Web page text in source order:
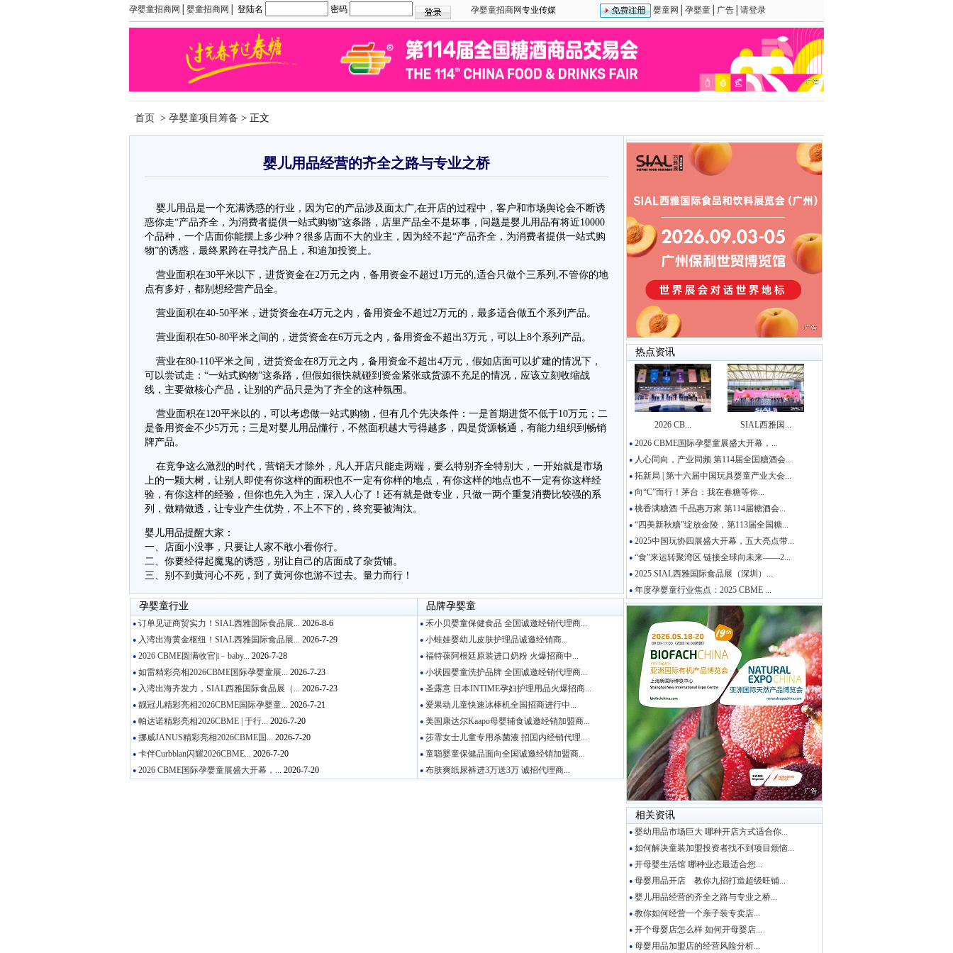
孕婴童招商网 婴童招商网 │ 登陆名 密码 孕婴童招商网专业传媒 婴童网 孕婴童 广告 请登录
首页 > 孕婴童项目筹备 > 正文
婴儿用品经营的齐全之路与专业之桥
婴儿用品是一个充满诱惑的行业，因为它的产品涉及面太广,在开店的过程中，客户和市场舆论会不断诱
惑你走“产品齐全，为消费者提供一站式购物”这条路，店里产品全不是坏事，问题是婴儿用品有将近10000
个品种，一个店面你能摆上多少种？很多店面不大的业主，因为经不起“产品齐全，为消费者提供一站式购
物”的诱惑，最终累跨在寻找产品上，和追加投资上。
营业面积在30平米以下，进货资金在2万元之内，备用资金不超过1万元的,适合只做个三系列,不管你的地
点有多好，都别想经营产品全。
营业面积在40-50平米，进货资金在4万元之内，备用资金不超过2万元的，最多适合做五个系列产品。
营业面积在50-80平米之间的，进货资金在6万元之内，备用资金不超出3万元，可以上8个系列产品。
营业在80-110平米之间，进货资金在8万元之内，备用资金不超出4万元，假如店面可以扩建的情况下，
可以尝试走：“一站式购物”这条路，但假如很快就碰到资金紧张或货源不充足的情况，应该立刻收缩战
线，主要做核心产品，让别的产品只是为了齐全的这种氛围。
营业面积在120平米以的，可以考虑做一站式购物，但有几个先决条件：一是首期进货不低于10万元；二
是备用资金不少5万元；三是对婴儿用品懂行，不然面积越大亏得越多，四是货源畅通，有能力组织到畅销
牌产品。
在竞争这么激烈的时代，营销天才除外，凡人开店只能走两端，要么特别齐全特别大，一开始就是市场
上的一颗大树，让别人即使有你这样的面积也不一定有你样的地点，有你这样的地点也不一定有你这样经
验，有你这样的经验，但你也先入为主，深入人心了！还有就是做专业，只做一两个重复消费比较强的系
列，做精做透，让专业产生优势，不上不下的，终究要被淘汰。
婴儿用品提醒大家：
一、店面小没事，只要让人家不敢小看你行。
二、你要经得起魔鬼的诱惑，别让自己的店面成了杂货铺。
三、别不到黄河心不死，到了黄河你也游不过去。量力而行！
孕婴童行业 品牌孕婴童
●订单见证商贸实力！SIAL西雅国际食品展... 2026-8-6
●入湾出海黄金枢纽！SIAL西雅国际食品展... 2026-7-29
●2026 CBME圆满收官|i﹣baby... 2026-7-28
●如雷精彩亮相2026CBME国际孕婴童展... 2026-7-23
●入湾出海齐发力，SIAL西雅国际食品展（... 2026-7-23
●靓冠儿精彩亮相2026CBME国际孕婴童... 2026-7-21
●帕达诺精彩亮相2026CBME | 于行... 2026-7-20
●挪威JANUS精彩亮相2026CBME国... 2026-7-20
●卡伴Curbblan闪耀2026CBME... 2026-7-20
●2026 CBME国际孕婴童展盛大开幕，... 2026-7-20
●禾小贝婴童保健食品 全国诚邀经销代理商...
●小蛙娃婴幼儿皮肤护理品诚邀经销商...
●福特葆阿根廷原装进口奶粉 火爆招商中...
●小状园婴童洗护品牌 全国诚邀经销代理商...
●圣露意 日本INTIME孕妇护理用品火爆招商...
●爱果动儿童快速冰棒机全国招商进行中...
●美国康达尔Kaapo母婴辅食诚邀经销加盟商...
●莎霏女士儿童专用杀菌液 招国内经销代理...
●童聪婴童保健品面向全国诚邀经销加盟商...
●布肤爽纸尿裤进3万送3万 诚招代理商...
热点资讯
2026 CB... SIAL西雅国...
●2026 CBME国际孕婴童展盛大开幕，...
●人心同向，产业同频 第114届全国糖酒会...
●拓新局 | 第十六届中国玩具婴童产业大会...
●向“C”而行！茅台：我在春糖等你...
●桃香满糖酒 千品惠万家 第114届糖酒会...
●“四美新秋糖”绽放金陵，第113届全国糖...
●2025中国玩协四展盛大开幕，五大亮点带...
●“食”来运转聚湾区 链接全球向未来——2...
●2025 SIAL西雅国际食品展（深圳）...
●年度孕婴童行业焦点：2025 CBME ...
相关资讯
●婴幼用品市场巨大 哪种开店方式适合你...
●如何解决童装加盟投资者找不到项目烦恼...
●开母婴生活馆 哪种业态最适合您...
●母婴用品开店 教你九招打造超级旺铺...
●婴儿用品经营的齐全之路与专业之桥...
●教你如何经营一个亲子装专卖店...
●开个母婴店怎么样 如何开母婴店...
●母婴用品加盟店的经营风险分析...